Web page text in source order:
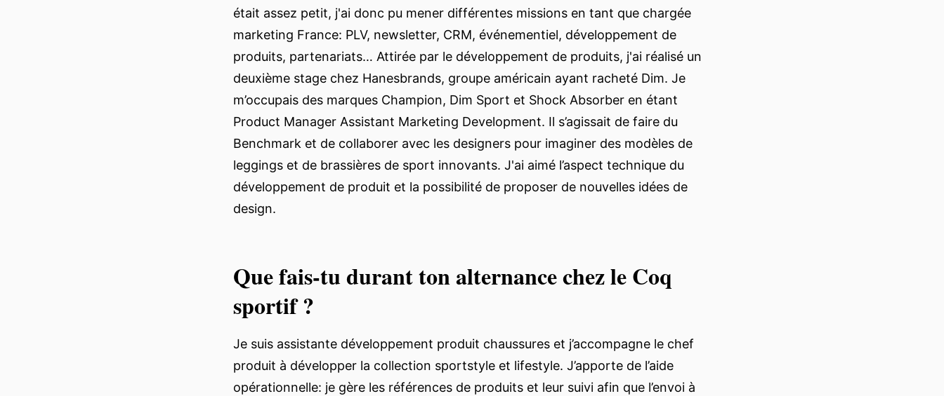
était assez petit, j'ai donc pu mener différentes missions en tant que chargée
marketing France: PLV, newsletter, CRM, événementiel, développement de
produits, partenariats… Attirée par le développement de produits, j'ai réalisé un
deuxième stage chez Hanesbrands, groupe américain ayant racheté Dim. Je
m’occupais des marques Champion, Dim Sport et Shock Absorber en étant
Product Manager Assistant Marketing Development. Il s’agissait de faire du
Benchmark et de collaborer avec les designers pour imaginer des modèles de
leggings et de brassières de sport innovants. J'ai aimé l’aspect technique du
développement de produit et la possibilité de proposer de nouvelles idées de
design.
Que fais-tu durant ton alternance chez le Coq
sportif ?
Je suis assistante développement produit chaussures et j’accompagne le chef
produit à développer la collection sportstyle et lifestyle. J’apporte de l’aide
opérationnelle: je gère les références de produits et leur suivi afin que l’envoi à